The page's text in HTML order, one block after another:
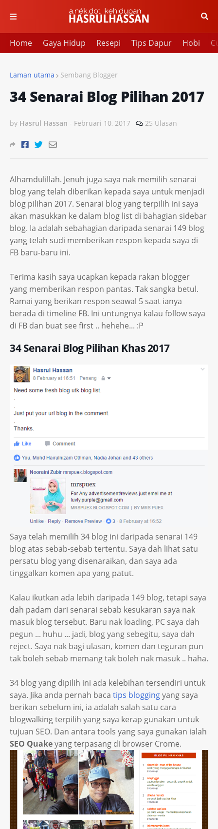
Home Gaya Hidup Resepi Tips Dapur Hobi
Laman utama Sembang Blogger
34 Senarai Blog Pilihan 2017
by Hasrul Hassan - Februari 10, 2017 25 Ulasan
Alhamdulillah. Jenuh juga saya nak memilih senarai
blog yang telah diberikan kepada saya untuk menjadi
blog pilihan 2017. Senarai blog yang terpilih ini saya
akan masukkan ke dalam blog list di bahagian sidebar
blog. Ia adalah sebahagian daripada senarai 149 blog
yang telah sudi memberikan respon kepada saya di
FB baru-baru ini.
Terima kasih saya ucapkan kepada rakan blogger
yang memberikan respon pantas. Tak sangka betul.
Ramai yang berikan respon seawal 5 saat ianya
berada di timeline FB. Ini untungnya kalau follow saya
di FB dan buat see first .. hehehe... :P
34 Senarai Blog Pilihan Khas 2017
Saya telah memilih 34 blog ini daripada senarai 149
blog atas sebab-sebab tertentu. Saya dah lihat satu
persatu blog yang disenaraikan, dan saya ada
tinggalkan komen apa yang patut.
Kalau ikutkan ada lebih daripada 149 blog, tetapi saya
dah padam dari senarai sebab kesukaran saya nak
masuk blog tersebut. Baru nak loading, PC saya dah
pegun ... huhu ... jadi, blog yang sebegitu, saya dah
reject. Saya nak bagi ulasan, komen dan teguran pun
tak boleh sebab memang tak boleh nak masuk .. haha.
34 blog yang dipilih ini ada kelebihan tersendiri untuk
saya. Jika anda pernah baca tips bloggingyang saya
berikan sebelum ini, ia adalah salah satu cara
blogwalking terpilih yang saya kerap gunakan untuk
tujuan SEO. Dan antara tools yang saya gunakan ialah
SEO Quakeyang terpasang di browser Crome.